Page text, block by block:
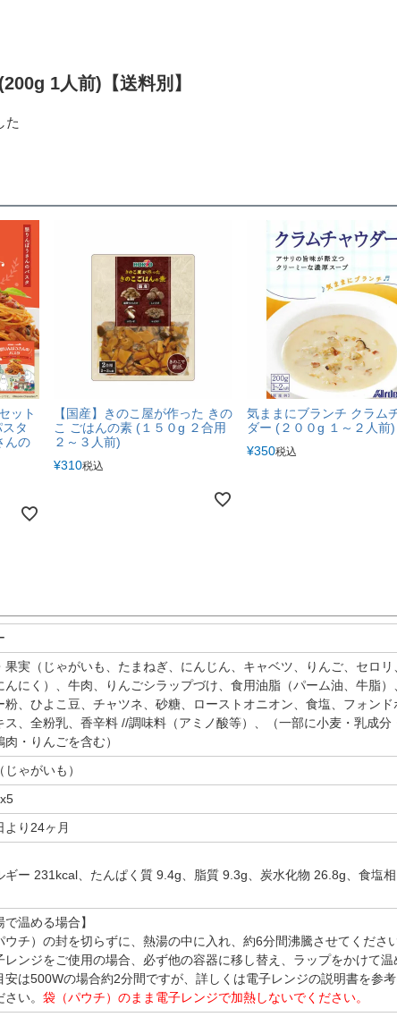
1人前)【送料別】
た
ット
タ
んの
【国産】きのこ屋が作った きの
こ ごはんの素 (１５０g ２合用
２～３人前)
¥310税込
気ままにブランチ クラム
ダー (２００g １～２人前)
¥350税込
果実（じゃがいも、たまねぎ、にんじん、キャベツ、りんご、セロリ
んにく）、牛肉、りんごシラップづけ、食用油脂（パーム油、牛脂）
粉、ひよこ豆、チャツネ、砂糖、ローストオニオン、食塩、フォンド
ス、全粉乳、香辛料 //調味料（アミノ酸等）、（一部に小麦・乳成分
肉・りんごを含む）
じゃがいも）
より24ヶ月
ギー 231kcal、たんぱく質 9.4g、脂質 9.3g、炭水化物 26.8g、食塩
で温める場合】
ウチ）の封を切らずに、熱湯の中に入れ、約6分間沸騰させてください
ンジをご使用の場合、必ず他の容器に移し替え、ラップをかけて温
安は500Wの場合約2分間ですが、詳しくは電子レンジの説明書を参
い。 袋（パウチ）のまま電子レンジで加熱しないでください。